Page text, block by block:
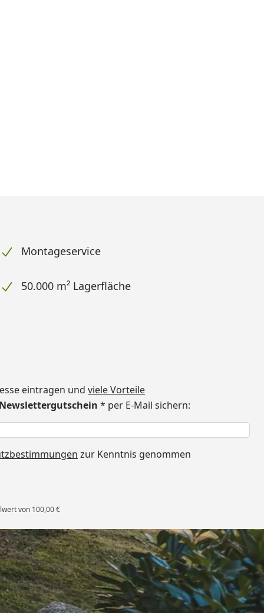
Montageservice
50.000 m² Lagerfläche
eintragen und viele Vorteile
* per E-Mail sichern:
zur Kenntnis genommen
von 100,00 €